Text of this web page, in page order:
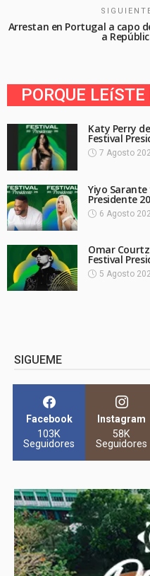
Arrestan en Portugal a capo
a
PORQUE
Katy Perry
Festival
7 Agosto
Yiyo Sarante
Presidente
6 Agosto
Omar
Festival
5 Agosto
SIGUEME
Facebook
103K
Seguidores
Instagram
58K
Seguidores